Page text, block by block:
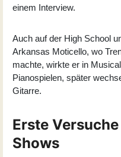
einem Interview.
Auch auf der High School
Arkansas Moticello, wo
machte, wirkte er in
Pianospielen, später
Gitarre.
Erste
Shows